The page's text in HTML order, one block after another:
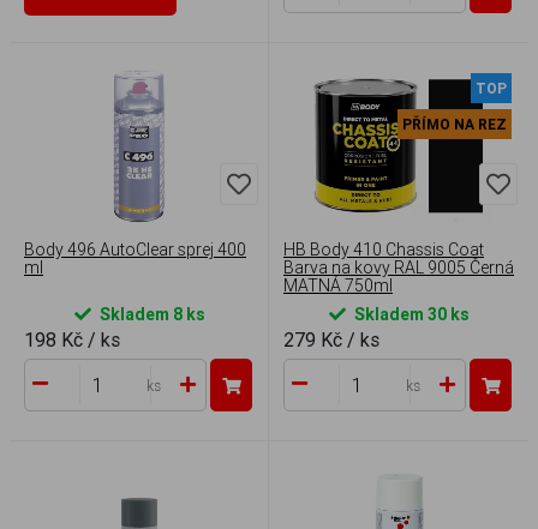
Body 496 AutoClear sprej 400
ml
Skladem 8 ks
198 Kč / ks
ks
TOP
PŘÍMO NA REZ
HB Body 410 Chassis Coat
Barva na kovy RAL 9005 Černá
MATNÁ 750ml
Skladem 30 ks
279 Kč / ks
ks